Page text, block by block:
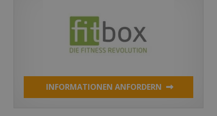
INFORMATIONEN ANFORDERN